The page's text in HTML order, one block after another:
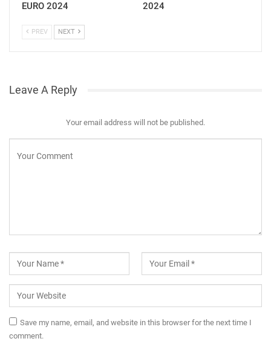
EURO 2024
2024
PREV NEXT
Leave A Reply
Your email address will not be published.
Save my name, email, and website in this browser for the next time I
comment.